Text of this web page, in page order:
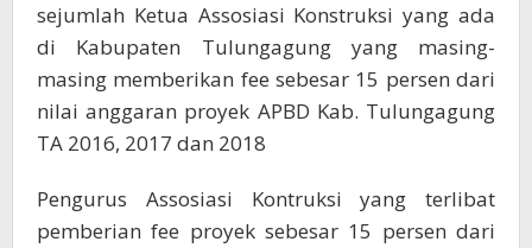
sejumlah Ketua Assosiasi Konstruksi yang ada
di Kabupaten Tulungagung yang masing-
masing memberikan fee sebesar 15 persen dari
nilai anggaran proyek APBD Kab. Tulungagung
TA 2016, 2017 dan 2018
Pengurus Assosiasi Kontruksi yang terlibat
pemberian fee proyek sebesar 15 persen dari